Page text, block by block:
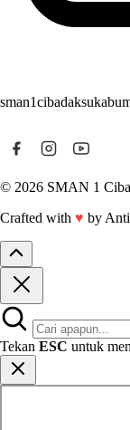
© 2026 SMAN 1
Crafted with ♥ by
Tekan ESC untuk